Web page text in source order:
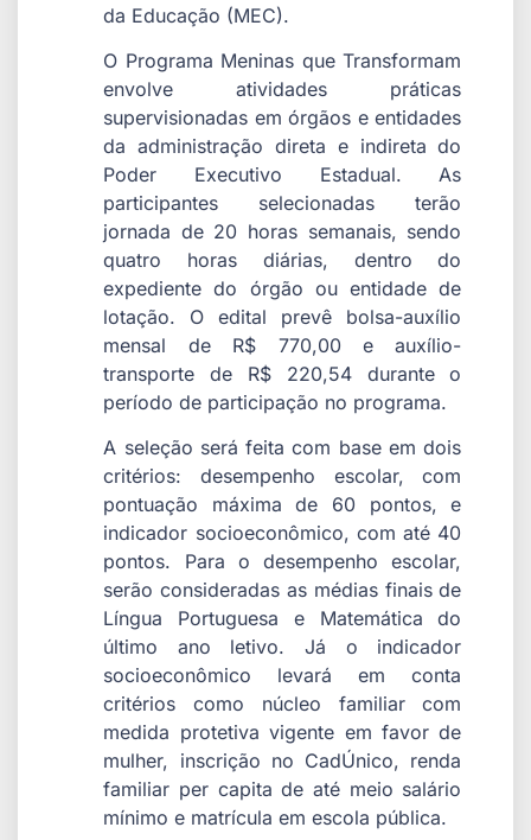
da Educação (MEC).
O Programa Meninas que Transformam
envolve atividades práticas
supervisionadas em órgãos e entidades
da administração direta e indireta do
Poder Executivo Estadual. As
participantes selecionadas terão
jornada de 20 horas semanais, sendo
quatro horas diárias, dentro do
expediente do órgão ou entidade de
lotação. O edital prevê bolsa-auxílio
mensal de R$ 770,00 e auxílio-
transporte de R$ 220,54 durante o
período de participação no programa.
A seleção será feita com base em dois
critérios: desempenho escolar, com
pontuação máxima de 60 pontos, e
indicador socioeconômico, com até 40
pontos. Para o desempenho escolar,
serão consideradas as médias finais de
Língua Portuguesa e Matemática do
último ano letivo. Já o indicador
socioeconômico levará em conta
critérios como núcleo familiar com
medida protetiva vigente em favor de
mulher, inscrição no CadÚnico, renda
familiar per capita de até meio salário
mínimo e matrícula em escola pública.